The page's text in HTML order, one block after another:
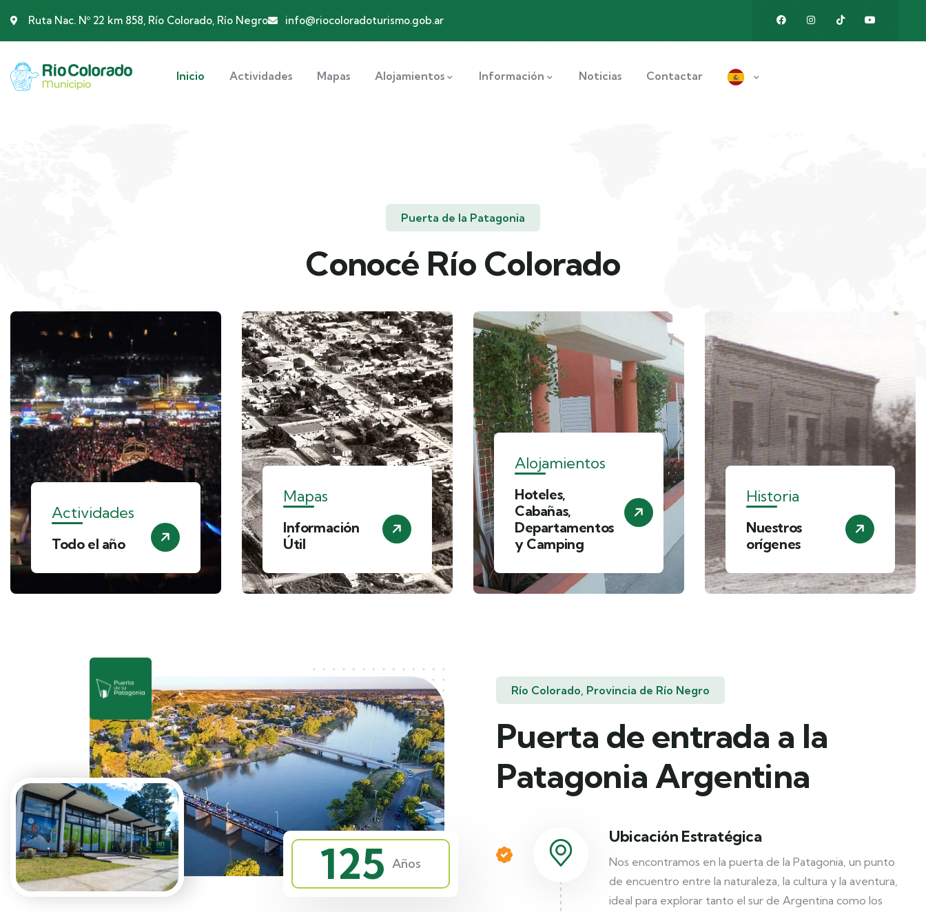
Ruta Nac. Nº 22 km 858, Río Colorado, Río Negro info@riocoloradoturismo.gob.ar
Inicio Actividades Mapas Alojamientos Información Noticias Contactar
Puerta de la Patagonia
Conocé Río Colorado
Actividades
Todo el año
Mapas
Información
Útil
Alojamientos
Hoteles,
Cabañas,
Departamentos
y Camping
Historia
Nuestros
orígenes
125 Años
Río Colorado, Provincia de Río Negro
Puerta de entrada a la
Patagonia Argentina
Ubicación Estratégica
Nos encontramos en la puerta de la Patagonia, un punto
de encuentro entre la naturaleza, la cultura y la aventura,
ideal para explorar tanto el sur de Argentina como los